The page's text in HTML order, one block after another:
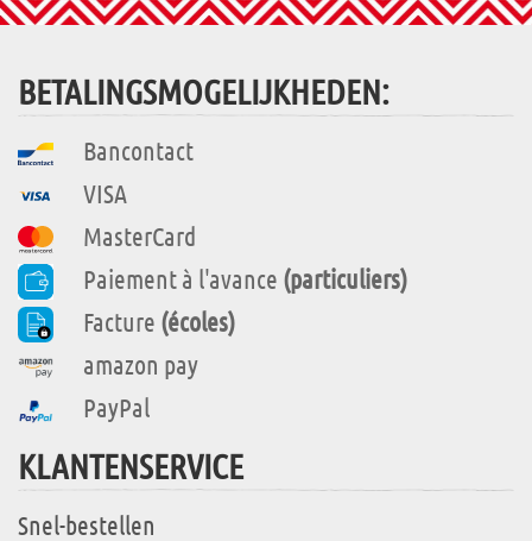
BETALINGSMOGELIJKHEDEN:
Bancontact
VISA
MasterCard
Paiement à l'avance (particuliers)
Facture (écoles)
amazon pay
PayPal
KLANTENSERVICE
Snel-bestellen